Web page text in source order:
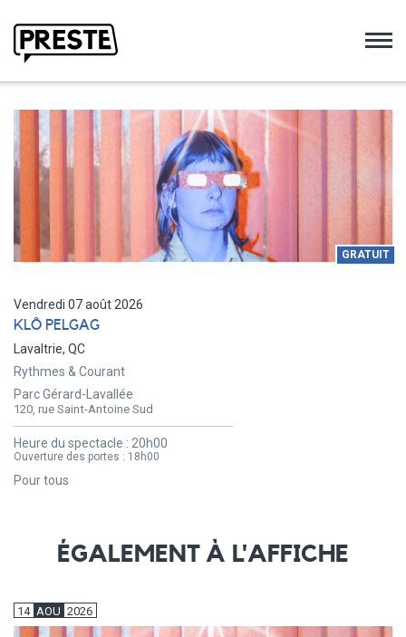
GRATUIT
Vendredi 07 août 2026
KLÔ PELGAG
Lavaltrie, QC
Rythmes & Courant
Parc Gérard-Lavallée
120, rue Saint-Antoine Sud
Heure du spectacle : 20h00
Ouverture des portes : 18h00
Pour tous
ÉGALEMENT À L'AFFICHE
14 AOU 2026